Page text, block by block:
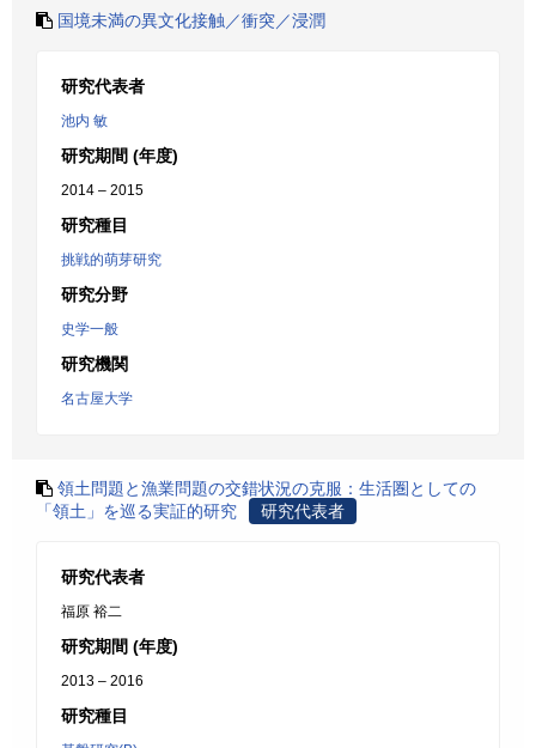
国境未満の異文化接触／衝突／浸潤
研究代表者
池内 敏
研究期間 (年度)
2014 – 2015
研究種目
挑戦的萌芽研究
研究分野
史学一般
研究機関
名古屋大学
領土問題と漁業問題の交錯状況の克服：生活圏としての
「領土」を巡る実証的研究
研究代表者
研究代表者
福原 裕二
研究期間 (年度)
2013 – 2016
研究種目